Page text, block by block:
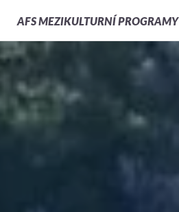
AFSMEZIKULTURNÍ PROGRAMY